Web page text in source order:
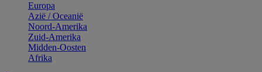
Europa
Aziё / Oceaniё
Noord-Amerika
Zuid-Amerika
Midden-Oosten
Afrika